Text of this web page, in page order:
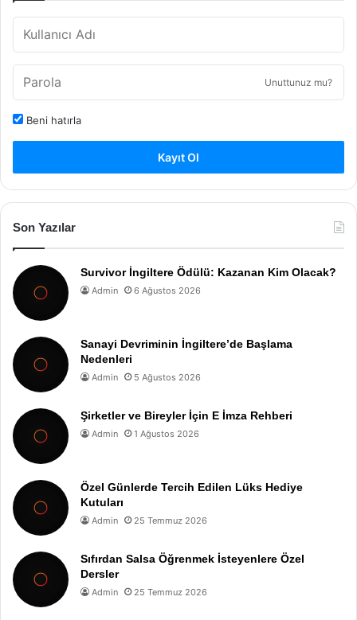
Unuttunuz mu?
Beni hatırla
Kayıt Ol
Son Yazılar
Survivor İngiltere Ödülü: Kazanan Kim Olacak?
Admin 6 Ağustos 2026
Sanayi Devriminin İngiltere’de Başlama
Nedenleri
Admin 5 Ağustos 2026
Şirketler ve Bireyler İçin E İmza Rehberi
Admin 1 Ağustos 2026
Özel Günlerde Tercih Edilen Lüks Hediye
Kutuları
Admin 25 Temmuz 2026
Sıfırdan Salsa Öğrenmek İsteyenlere Özel
Dersler
Admin 25 Temmuz 2026